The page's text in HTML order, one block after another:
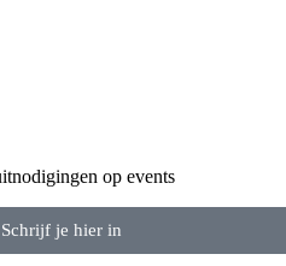
op events
Schrijf je hier in